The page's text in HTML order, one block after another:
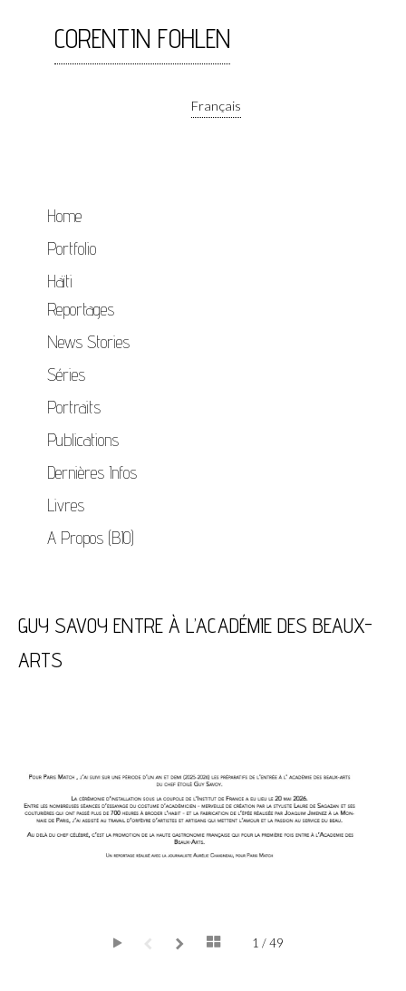
CORENTIN FOHLEN
Français
Home
Portfolio
Haïti
Reportages
News Stories
Séries
Portraits
Publications
Dernières Infos
Livres
A Propos (BIO)
GUY SAVOY ENTRE À L’ACADÉMIE DES BEAUX-
ARTS
1 / 49